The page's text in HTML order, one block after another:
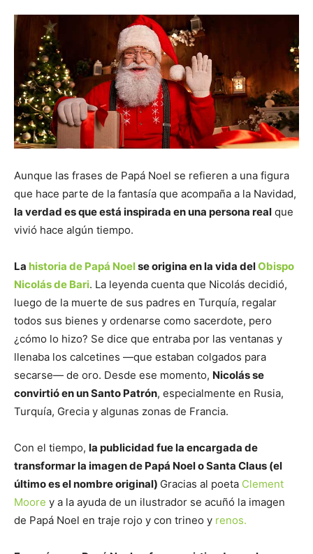
Aunque las frases de Papá Noel se refieren a una figura
que hace parte de la fantasía que acompaña a la Navidad,
la verdad es que está inspirada en una persona real que
vivió hace algún tiempo.
La historia de Papá Noelse origina en la vida delObispo
Nicolás de Bari. La leyenda cuenta que Nicolás decidió,
luego de la muerte de sus padres en Turquía, regalar
todos sus bienes y ordenarse como sacerdote, pero
¿cómo lo hizo? Se dice que entraba por las ventanas y
llenaba los calcetines —que estaban colgados para
secarse— de oro. Desde ese momento, Nicolás se
convirtió en un Santo Patrón, especialmente en Rusia,
Turquía, Grecia y algunas zonas de Francia.
Con el tiempo, la publicidad fue la encargada de
transformar la imagen de Papá Noel o Santa Claus (el
último es el nombre original) Gracias al poeta Clement
Moore y a la ayuda de un ilustrador se acuñó la imagen
de Papá Noel en traje rojo y con trineo y renos.